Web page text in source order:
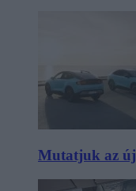
Mutatjuk az